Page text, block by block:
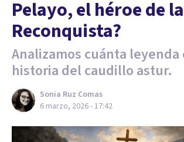
Pelayo, el héroe de la
Reconquista?
Analizamos cuánta leyenda
historia del caudillo astur.
Sonia Ruz Comas
6 marzo, 2026 - 17:42